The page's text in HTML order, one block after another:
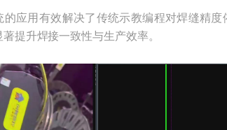
应用有效解决了传统示教编程对焊缝精度
提升焊接一致性与生产效率。